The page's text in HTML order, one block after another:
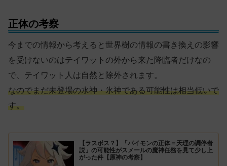
正体の考察
今までの情報から考えると世界樹の情報の書き換えの影響
を受けないのはテイワットの外から来た降臨者だけなの
で、テイワット人は自然と除外されます。
なのでまだ未登場の水神・氷神である可能性は相当低いで
す。
【ラスボス？】「パイモンの正体＝天理の調停者
説」の可能性がスメールの魔神任務を見て少し上
がった件【原神の考察】